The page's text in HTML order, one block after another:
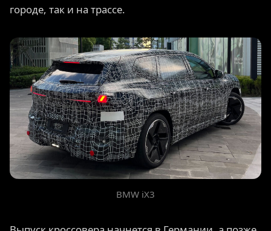
городе, так и на трассе.
BMW iX3